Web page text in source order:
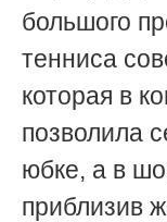
большого
тенниса
которая в
позволила
юбке, а в
приблизив